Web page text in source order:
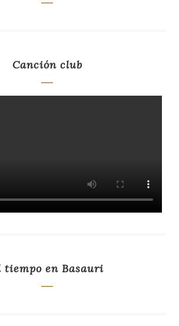
Canción club
tiempo en Basauri